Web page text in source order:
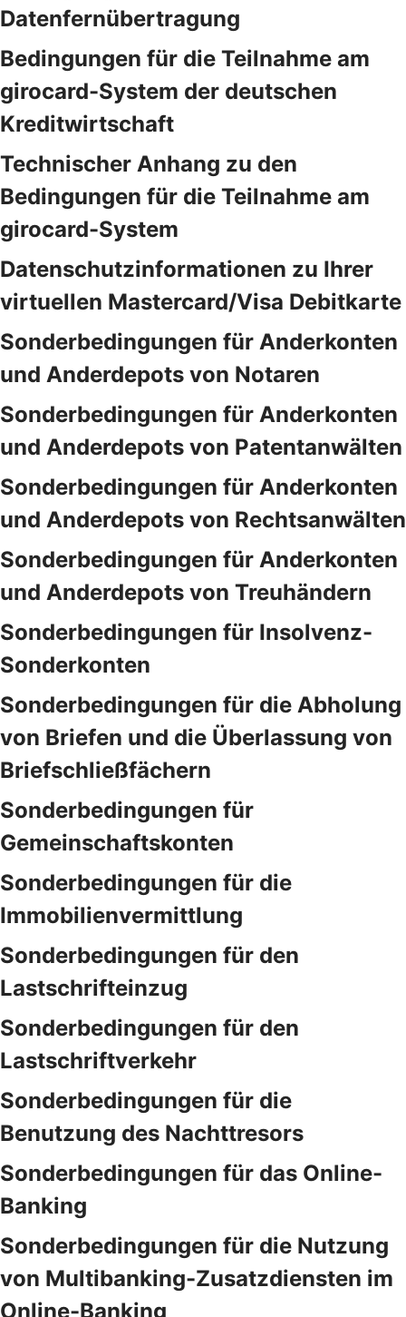
Datenfernübertragung
Bedingungen für die Teilnahme am
girocard-System der deutschen
Kreditwirtschaft
Technischer Anhang zu den
Bedingungen für die Teilnahme am
girocard-System
Datenschutzinformationen zu Ihrer
virtuellen Mastercard/Visa Debitkarte
Sonderbedingungen für Anderkonten
und Anderdepots von Notaren
Sonderbedingungen für Anderkonten
und Anderdepots von Patentanwälten
Sonderbedingungen für Anderkonten
und Anderdepots von Rechtsanwälten
Sonderbedingungen für Anderkonten
und Anderdepots von Treuhändern
Sonderbedingungen für Insolvenz-
Sonderkonten
Sonderbedingungen für die Abholung
von Briefen und die Überlassung von
Briefschließfächern
Sonderbedingungen für
Gemeinschaftskonten
Sonderbedingungen für die
Immobilienvermittlung
Sonderbedingungen für den
Lastschrifteinzug
Sonderbedingungen für den
Lastschriftverkehr
Sonderbedingungen für die
Benutzung des Nachttresors
Sonderbedingungen für das Online-
Banking
Sonderbedingungen für die Nutzung
von Multibanking-Zusatzdiensten im
Online-Banking